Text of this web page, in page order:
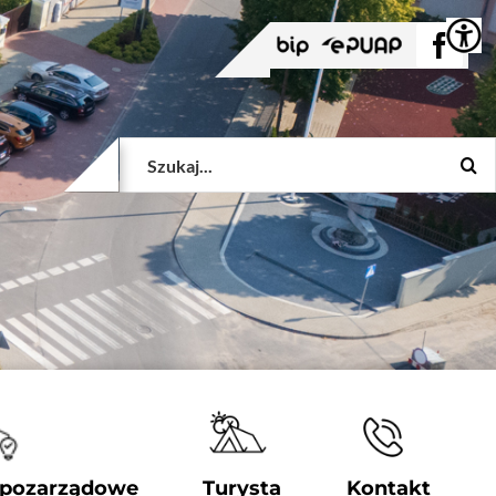
BIP EPUAP
Turysta Kontakt